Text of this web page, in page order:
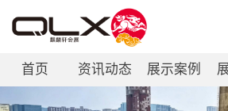
首页 资讯动态 展示案例
联系我们